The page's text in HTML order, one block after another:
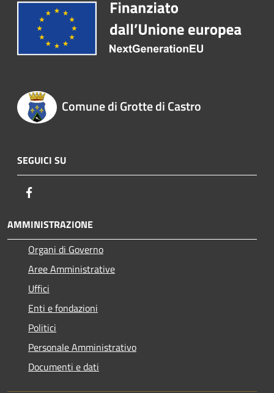
Comune di Grotte di Castro
SEGUICI SU
AMMINISTRAZIONE
Organi di Governo
Aree Amministrative
Uffici
Enti e fondazioni
Politici
Personale Amministrativo
Documenti e dati